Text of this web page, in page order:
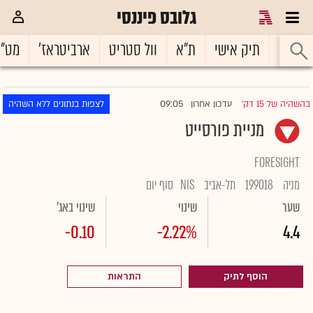
גלובס פיננסי
ראשי תיק אישי ת"א וול סטריט ארביטראז'
בהשהיה של 15 דק' |עדכון אחרון 09:05 לצפות בנתונים ללא השהיה
מניית פורסייט
FORESIGHT
מניה
199018 תל-אביב NIS סוף יום
שער
4.4
שינוי
-2.22%
שינוי באג'
-0.10
הוסף לתיק התראות